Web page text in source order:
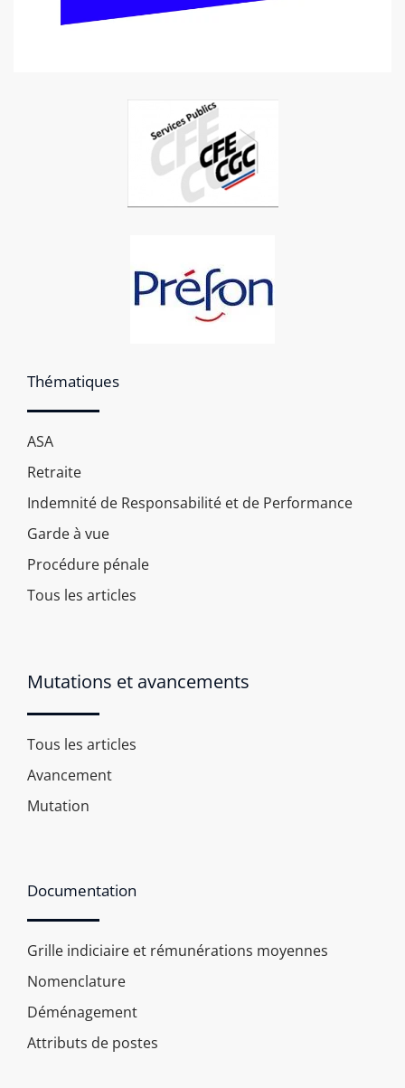
Thématiques
ASA
Retraite
Indemnité de Responsabilité et de Performance
Garde à vue
Procédure pénale
Tous les articles
Mutations et avancements
Tous les articles
Avancement
Mutation
Documentation
Grille indiciaire et rémunérations moyennes
Nomenclature
Déménagement
Attributs de postes